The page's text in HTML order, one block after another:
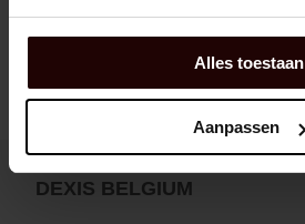
Alles toestaan
Aanpassen
DEXIS BELGIUM